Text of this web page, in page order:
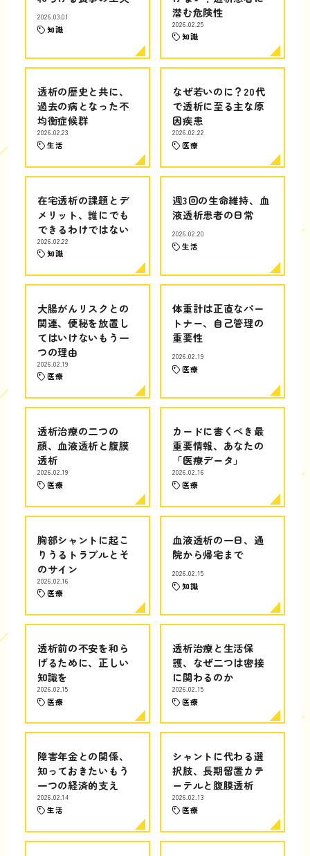
2026.03.01
知識
潜む危険性
2026.02.25
知識
透析の歴史と共に、
過去の病となった不
均衡症候群
2026.02.23
生活
なぜ若いのに？20代
で透析に至る主な原
因疾患
2026.02.22
医療
在宅透析の課題とデ
メリット、誰にでも
できるわけではない
2026.02.22
知識
週3回の生命維持、血
液透析患者の日常
2026.02.20
生活
大腸がんリスクとの
関連、便秘を放置し
てはいけないもう一
つの理由
2026.02.19
医療
体重計は正直なパー
トナー、自己管理の
重要性
2026.02.19
医療
透析治療の二つの
顔、血液透析と腹膜
透析
2026.02.19
医療
カードに書くべき最
重要情報、あなたの
「医療データ」
2026.02.16
医療
胸部シャントに起こ
りうるトラブルとそ
のサイン
2026.02.16
医療
血液透析の一日、通
院から帰宅まで
2026.02.15
知識
透析前の不安を和ら
げるために、正しい
知識を
2026.02.15
医療
透析治療と生活保
護、なぜ二つは密接
に関わるのか
2026.02.15
医療
障害年金との関係、
知っておきたいもう
一つの経済的支え
2026.02.14
生活
シャントに代わる選
択肢、長期留置カテ
ーテルと腹膜透析
2026.02.13
医療